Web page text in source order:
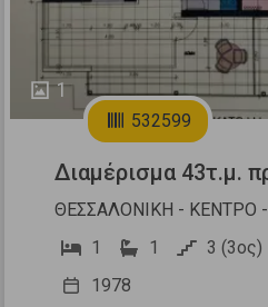
1
532599
Διαμέρισμα 43τ.μ.
ΘΕΣΣΑΛΟΝΙΚΗ - ΚΕΝΤΡΟ
1
1 3 (3ος)
1978